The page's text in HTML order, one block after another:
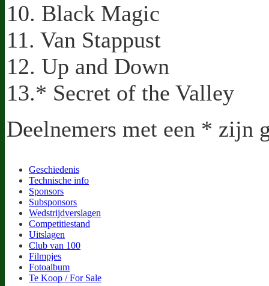
10. Black Magic
11. Van Stappust
12. Up and Down
13.* Secret of the Valley
Deelnemers met een * zijn
Geschiedenis
Technische info
Sponsors
Subsponsors
Wedstrijdverslagen
Competitiestand
Uitslagen
Club van 100
Filmpjes
Fotoalbum
Te Koop / For Sale